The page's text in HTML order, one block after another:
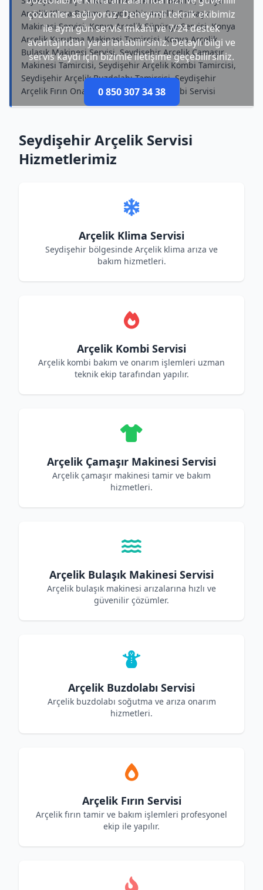
çözümler sağlıyoruz. Deneyimli teknik ekibimiz
ile aynı gün servis imkânı ve 7/24 destek
avantajından yararlanabilirsiniz. Detaylı bilgi ve
servis kaydı için bizimle iletişime geçebilirsiniz.
0 850 307 34 38
Arçelik Klima Bakımı, Seydişehir Arçelik Çamaşır
Makinesi Servisi, Konya Arçelik Süpürge Servisi, Konya
Arçelik Kurutma Makinesi Tamircisi, Konya Arçelik
Bulaşık Makinesi Servisi, Seydişehir Arçelik Çamaşır
Makinesi Tamircisi, Seydişehir Arçelik Kombi Tamircisi,
Seydişehir Arçelik Buzdolabı Tamircisi, Seydişehir
Arçelik Fırın Onarımı, Konya Arçelik Kombi Servisi
Seydişehir Arçelik Servisi
Hizmetlerimiz
Arçelik Klima Servisi
Seydişehir bölgesinde Arçelik klima arıza ve
bakım hizmetleri.
Arçelik Kombi Servisi
Arçelik kombi bakım ve onarım işlemleri uzman
teknik ekip tarafından yapılır.
Arçelik Çamaşır Makinesi Servisi
Arçelik çamaşır makinesi tamir ve bakım
hizmetleri.
Arçelik Bulaşık Makinesi Servisi
Arçelik bulaşık makinesi arızalarına hızlı ve
güvenilir çözümler.
Arçelik Buzdolabı Servisi
Arçelik buzdolabı soğutma ve arıza onarım
hizmetleri.
Arçelik Fırın Servisi
Arçelik fırın tamir ve bakım işlemleri profesyonel
ekip ile yapılır.